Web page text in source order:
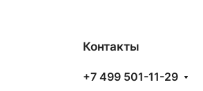
Контакты
+7 499 501-11-29